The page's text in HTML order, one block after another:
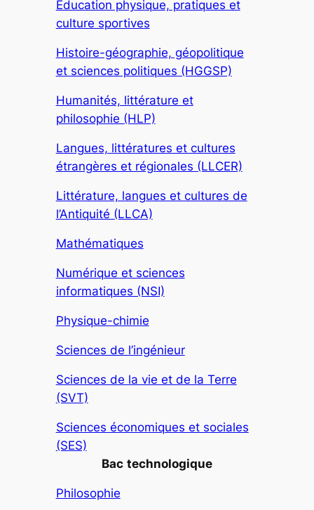
Éducation physique, pratiques et
culture sportives
Histoire-géographie, géopolitique
et sciences politiques (HGGSP)
Humanités, littérature et
philosophie (HLP)
Langues, littératures et cultures
étrangères et régionales (LLCER)
Littérature, langues et cultures de
l’Antiquité (LLCA)
Mathématiques
Numérique et sciences
informatiques (NSI)
Physique-chimie
Sciences de l’ingénieur
Sciences de la vie et de la Terre
(SVT)
Sciences économiques et sociales
(SES)
Bac technologique
Philosophie